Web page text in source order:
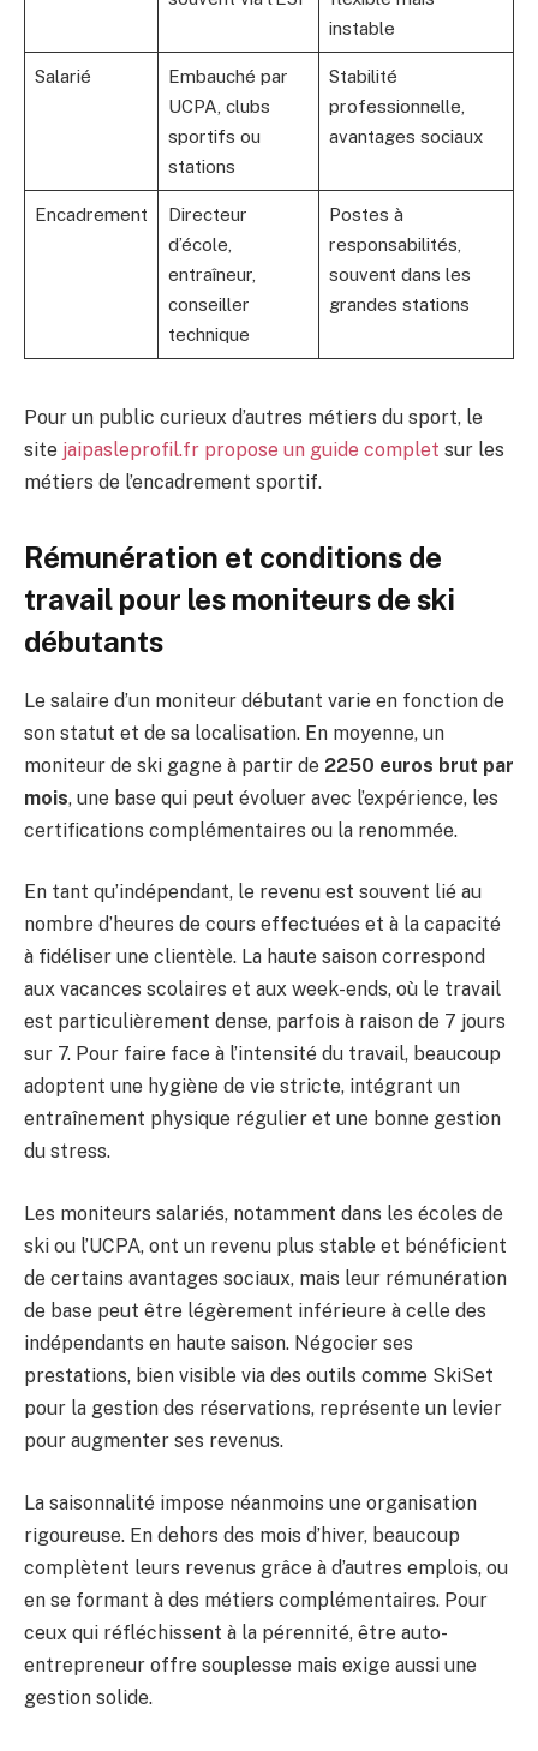
instable
Salarié
Embauché par
UCPA, clubs
sportifs ou
stations
Stabilité
professionnelle,
avantages sociaux
Encadrement
Directeur
d’école,
entraîneur,
conseiller
technique
Postes à
responsabilités,
souvent dans les
grandes stations
Pour un public curieux d’autres métiers du sport, le
site jaipasleprofil.fr propose un guide complet sur les
métiers de l’encadrement sportif.
Rémunération et conditions de
travail pour les moniteurs de ski
débutants
Le salaire d’un moniteur débutant varie en fonction de
son statut et de sa localisation. En moyenne, un
moniteur de ski gagne à partir de 2250 euros brut par
mois, une base qui peut évoluer avec l’expérience, les
certifications complémentaires ou la renommée.
En tant qu’indépendant, le revenu est souvent lié au
nombre d’heures de cours effectuées et à la capacité
à fidéliser une clientèle. La haute saison correspond
aux vacances scolaires et aux week-ends, où le travail
est particulièrement dense, parfois à raison de 7 jours
sur 7. Pour faire face à l’intensité du travail, beaucoup
adoptent une hygiène de vie stricte, intégrant un
entraînement physique régulier et une bonne gestion
du stress.
Les moniteurs salariés, notamment dans les écoles de
ski ou l’UCPA, ont un revenu plus stable et bénéficient
de certains avantages sociaux, mais leur rémunération
de base peut être légèrement inférieure à celle des
indépendants en haute saison. Négocier ses
prestations, bien visible via des outils comme SkiSet
pour la gestion des réservations, représente un levier
pour augmenter ses revenus.
La saisonnalité impose néanmoins une organisation
rigoureuse. En dehors des mois d’hiver, beaucoup
complètent leurs revenus grâce à d’autres emplois, ou
en se formant à des métiers complémentaires. Pour
ceux qui réfléchissent à la pérennité, être auto-
entrepreneur offre souplesse mais exige aussi une
gestion solide.